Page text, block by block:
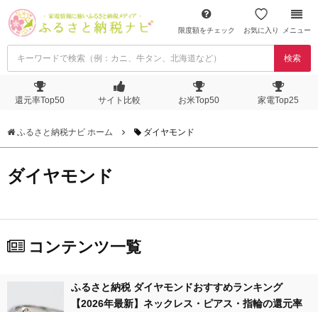
限度額をチェック お気に入り メニュー
検索
還元率Top50 サイト比較 お米Top50 家電Top25
ふるさと納税ナビ ホーム ダイヤモンド
ダイヤモンド
コンテンツ一覧
ふるさと納税 ダイヤモンドおすすめランキング
【2026年最新】ネックレス・ピアス・指輪の還元率